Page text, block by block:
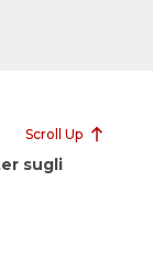
Scroll Up
sugli